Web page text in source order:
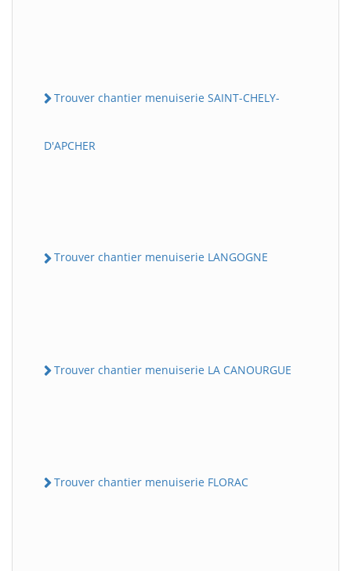
Trouver chantier menuiserie SAINT-CHELY-
D'APCHER
Trouver chantier menuiserie LANGOGNE
Trouver chantier menuiserie LA CANOURGUE
Trouver chantier menuiserie FLORAC